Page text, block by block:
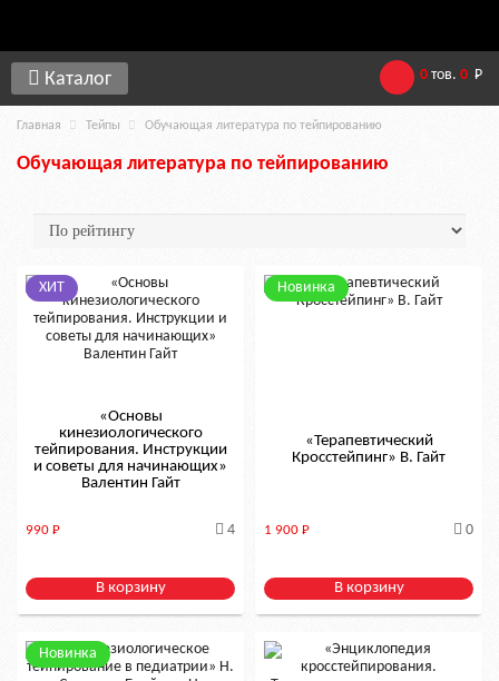
Каталог 0 тов. 0 Р
Главная Тейпы Обучающая литература по тейпированию
Обучающая литература по тейпированию
ХИТ
«Основы
кинезиологического
тейпирования. Инструкции
и советы для начинающих»
Валентин Гайт
990 Р 4
В корзину
Новинка
«Терапевтический
Кросстейпинг» В. Гайт
1 900 Р 0
В корзину
Новинка